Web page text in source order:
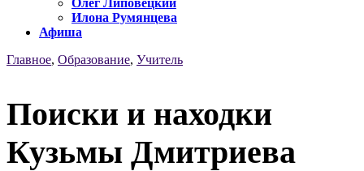
Олег Липовецкий
Илона Румянцева
Афиша
Главное, Образование, Учитель
Поиски и находки
Кузьмы Дмитриева